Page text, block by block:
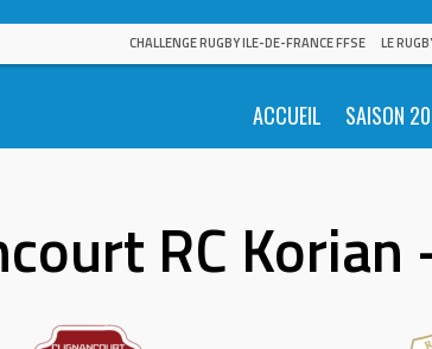
CHALLENGE RUGBY ILE-DE-FRANCE FFSE LE
ACCUEIL SAISON
RC